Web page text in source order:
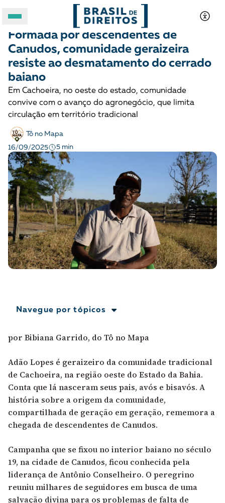
A BRASIL DE DIREITOS
ASSUNTOS
FORMATOS
Apoie a Brasil de Direitos
A [BD] conta as histórias de quem defende
direitos humanos no Brasil. Para continuar,
esse trabalho precisa da sua doação!
DIREITOS SOCIOAMBIENTAIS
História
Formada por descendentes de
Canudos, comunidade geraizeira
resiste ao desmatamento do cerrado
baiano
Em Cachoeira, no oeste do estado, comunidade
convive com o avanço do agronegócio, que limita
circulação em território tradicional
Tô no Mapa
16/09/2025
5 min
Navegue por tópicos
por Bibiana Garrido, do Tô no Mapa
Adão Lopes é geraizeiro da comunidade tradicional
de Cachoeira, na região oeste do Estado da Bahia.
Conta que lá nasceram seus pais, avós e bisavós. A
história sobre a origem da comunidade,
compartilhada de geração em geração, rememora a
chegada de descendentes de Canudos.
Campanha que se fixou no interior baiano no século
19, na cidade de Canudos, ficou conhecida pela
liderança de Antônio Conselheiro. O peregrino
reuniu milhares de seguidores em busca de uma
salvação divina para os problemas de falta de